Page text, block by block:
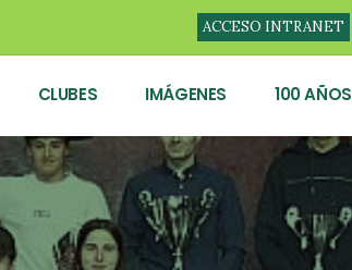
ACCESO INTRANET
CLUBES IMÁGENES 100 AÑOS